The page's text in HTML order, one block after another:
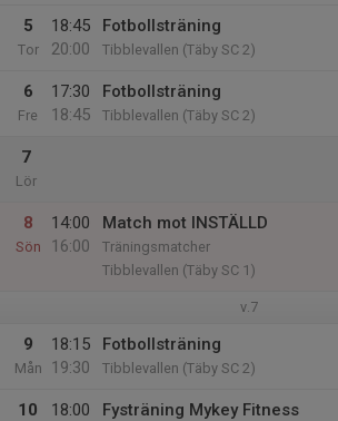
5
Tor
18:45
20:00
Fotbollsträning
Tibblevallen (Täby SC 2)
6
Fre
17:30
18:45
Fotbollsträning
Tibblevallen (Täby SC 2)
7
Lör
8
Sön
14:00
16:00
Match mot INSTÄLLD
Träningsmatcher
Tibblevallen (Täby SC 1)
v.7
9
Mån
18:15
19:30
Fotbollsträning
Tibblevallen (Täby SC 2)
10
18:00
Fysträning Mykey Fitness